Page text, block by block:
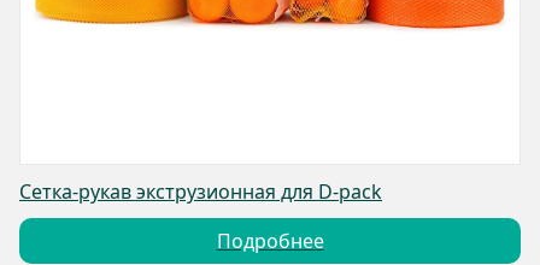
Сетка-рукав экструзионная для D-pack
Подробнее